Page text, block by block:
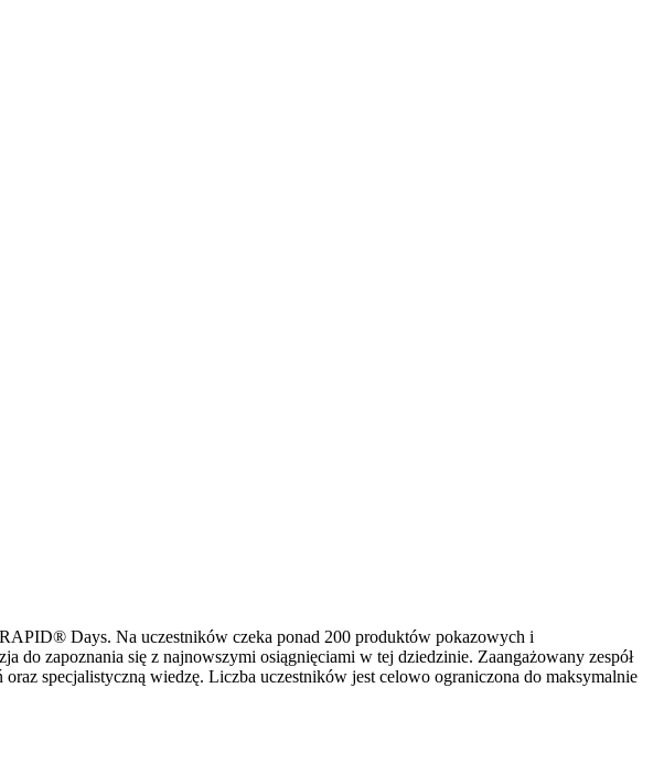
Days. Na uczestników czeka ponad 200 produktów pokazowych i
zapoznania się z najnowszymi osiągnięciami w tej dziedzinie. Zaangażowany zespół
specjalistyczną wiedzę. Liczba uczestników jest celowo ograniczona do maksymalnie